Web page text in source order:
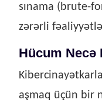
sınama (brute-
zərərli
Hücum Necə
aşmaq üçün bir